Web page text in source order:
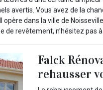
avertis. Vous avez de la
opère dans la ville de
de revêtement, n’hésitez pas
Falck
rehausser